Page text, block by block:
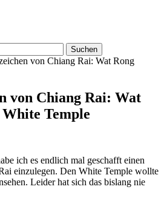
von Chiang Rai: Wat Rong
von Chiang Rai: Wat
Temple
ich es endlich mal geschafft einen
einzulegen. Den White Temple wollte
Leider hat sich das bislang nie